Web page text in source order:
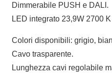
Dimmerabile PUSH e DALI.
LED integrato 23,9W 2700
Colori disponibili: grigio,
Cavo trasparente.
Lunghezza cavi regolabile